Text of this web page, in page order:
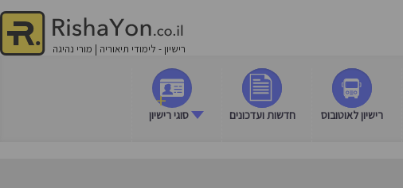
רישיון - לימודי תיאוריה | מורי נהיגה
רישיון לאוטובוס
🗎
חדשות ועדכונים סוגי רישיון